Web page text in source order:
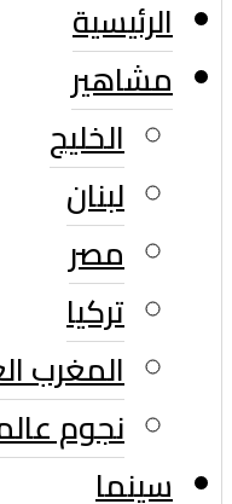
الرئيسية
مشاهير
الخليج
لبنان
مصر
تركيا
المغرب
نجوم
سينما